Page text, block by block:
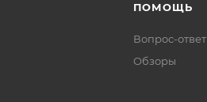
ПОМОЩЬ
Вопрос-ответ
Обзоры